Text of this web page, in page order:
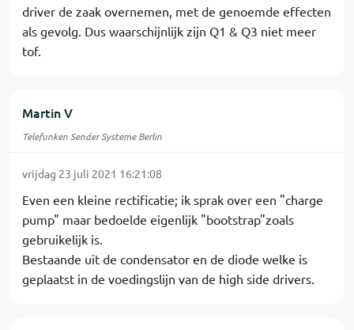
driver de zaak overnemen, met de genoemde effecten
als gevolg. Dus waarschijnlijk zijn Q1 & Q3 niet meer
tof.
Martin V
Telefunken Sender Systeme Berlin
vrijdag 23 juli 2021 16:21:08
Even een kleine rectificatie; ik sprak over een "charge
pump" maar bedoelde eigenlijk "bootstrap"zoals
gebruikelijk is.
Bestaande uit de condensator en de diode welke is
geplaatst in de voedingslijn van de high side drivers.